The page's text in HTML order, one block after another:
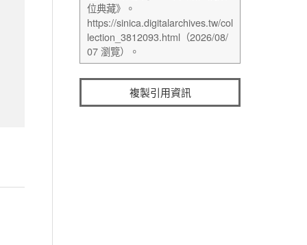
複製引用資訊